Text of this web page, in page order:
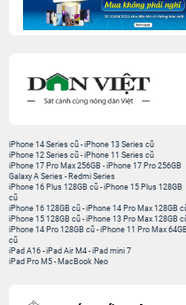
iPhone 14 Series cũ -iPhone 13 Series cũ
iPhone 12 Series cũ -iPhone 11 Series cũ
iPhone 17 Pro Max 256GB -iPhone 17 Pro 256GB
Galaxy A Series - Redmi Series
iPhone 16 Plus 128GB cũ -iPhone 15 Plus 128GB
cũ
iPhone 16 128GB cũ -iPhone 14 Pro Max 128GB
iPhone 15 128GB cũ -iPhone 13 Pro Max 128GB
iPhone 14 Pro 128GB cũ -iPhone 11 Pro Max 64GB
cũ
iPad A16 -iPad Air M4 -iPad mini 7
iPad Pro M5 - MacBook Neo